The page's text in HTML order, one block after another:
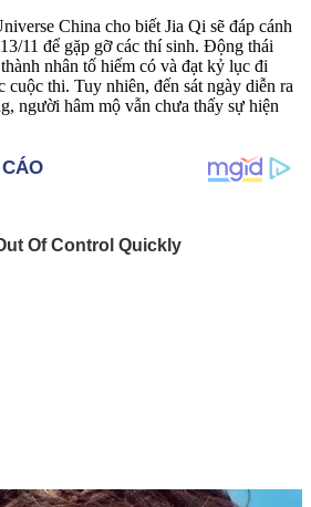
China cho biết Jia Qi sẽ đáp cánh
11 để gặp gỡ các thí sinh. Động thái
nhân tố hiếm có và đạt kỷ lục đi
cuộc thi. Tuy nhiên, đến sát ngày diễn ra
người hâm mộ vẫn chưa thấy sự hiện